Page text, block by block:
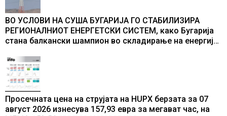
ВО УСЛОВИ НА СУША БУГАРИЈА ГО СТАБИЛИЗИРА
РЕГИОНАЛНИОТ ЕНЕРГЕТСКИ СИСТЕМ, како Бугарија
стана балкански шампион во складирање на енергија
Просечната цена на струјата на HUPX берзата за 07
август 2026 изнесува 157,93 евра за мегават час, на